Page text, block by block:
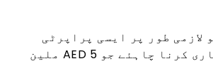
لازمی طور پر ایسی پراپرٹی
میں سرمایہ کاری کرنا چاہئے جو AED 5 ملین